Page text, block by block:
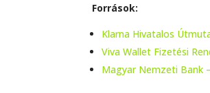
Források:
Klarna Hivatalos
Viva Wallet Fizetési
Magyar Nemzeti Bank